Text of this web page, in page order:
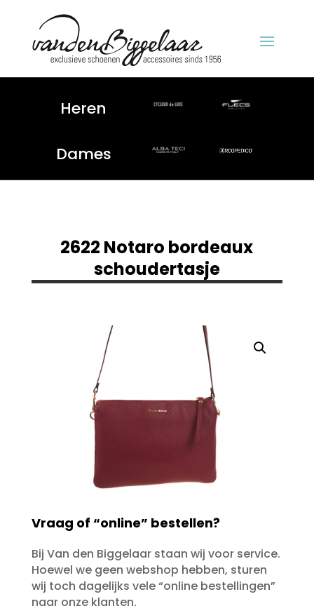
Heren
Dames
2622 Notaro bordeaux
schoudertasje
Vraag of “online” bestellen?
Bij Van den Biggelaar staan wij voor service.
Hoewel we geen webshop hebben, sturen
wij toch dagelijks vele “online bestellingen”
naar onze klanten.